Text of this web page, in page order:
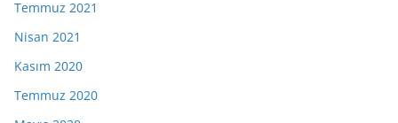
Temmuz 2021
Nisan 2021
Kasım 2020
Temmuz 2020